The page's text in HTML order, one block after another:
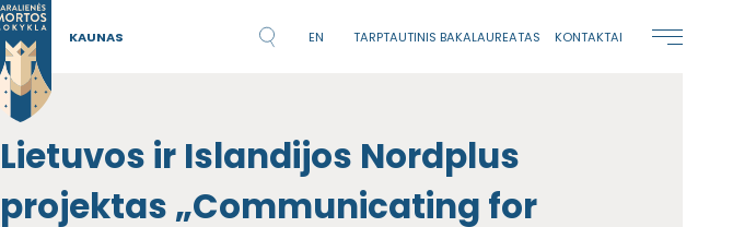
KAUNAS EN TARPTAUTINIS BAKALAUREATAS KONTAKTAI
Lietuvos ir Islandijos Nordplus
projektas „Communicating for